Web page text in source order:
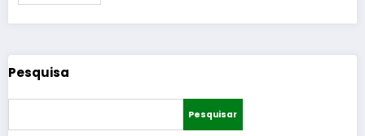
Pesquisa
Pesquisar